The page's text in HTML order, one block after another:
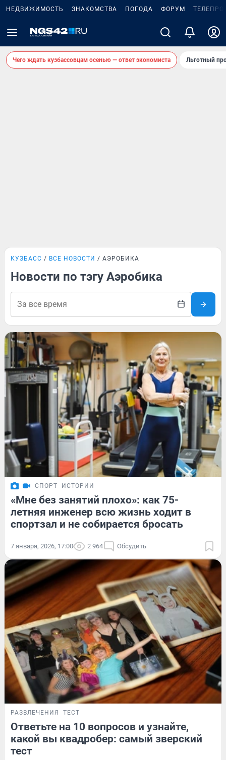
НЕДВИЖИМОСТЬ ЗНАКОМСТВА ПОГОДА ФОРУМ
Чего ждать кузбассовцам осенью — ответ экономиста Льготный
КУЗБАСС ВСЕ НОВОСТИ АЭРОБИКА
Новости по тэгу Аэробика
СПОРТ ИСТОРИИ
«Мне без занятий плохо»: как 75-
летняя инженер всю жизнь ходит в
спортзал и не собирается бросать
7 января, 2026, 17:00 2 964 Обсудить
РАЗВЛЕЧЕНИЯ ТЕСТ
Ответьте на 10 вопросов и узнайте,
какой вы квадробер: самый зверский
тест